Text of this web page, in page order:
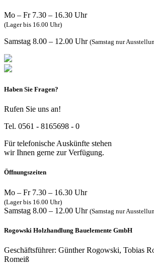
Mo – Fr 7.30 – 16.30 Uhr
(Lager bis 16.00 Uhr)
Samstag 8.00 – 12.00 Uhr (Samstag nur
Haben Sie Fragen?
Rufen Sie uns an!
Tel. 0561 - 8165698 - 0
Für telefonische Auskünfte stehen
wir Ihnen gerne zur Verfügung.
Öffnungszeiten
Mo – Fr 7.30 – 16.30 Uhr
(Lager bis 16.00 Uhr)
Samstag 8.00 – 12.00 Uhr (Samstag nur
Rogowski Holzhandlung Bauelemente GmbH
Geschäftsführer: Günther Rogowski, Tobias
Romeiß